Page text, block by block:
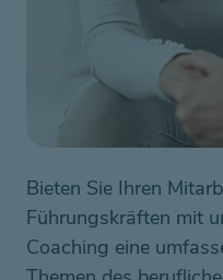
Bieten Sie Ihren
Führungskräften mit
Coaching eine